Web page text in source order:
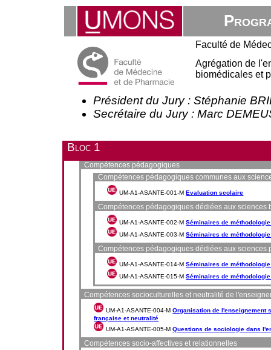
Faculté de
Agrégation de
biomédicales et
Président du Jury : Stéphanie
Secrétaire du Jury : Marc
Bloc 1
Compétences pédagogiques
Compétences pédagogiques communes aux
UM-A1-ASANTE-001-MEvaluation scolaire
Compétences pédagogiques dédiées aux sciences
UM-A1-ASANTE-002-MSéminaires de
UM-A1-ASANTE-003-MSéminaires de
Compétences pédagogiques dédiées aux sciences
UM-A1-ASANTE-014-MSéminaires de
UM-A1-ASANTE-015-MSéminaires de
Compétences socioculturelles et neutralité de
UM-A1-ASANTE-004-MOrganisation de l'enseignement
française et neutralité
UM-A1-ASANTE-005-MQuestions de sociologie dans
Compétences socio-affectives et relationnelles